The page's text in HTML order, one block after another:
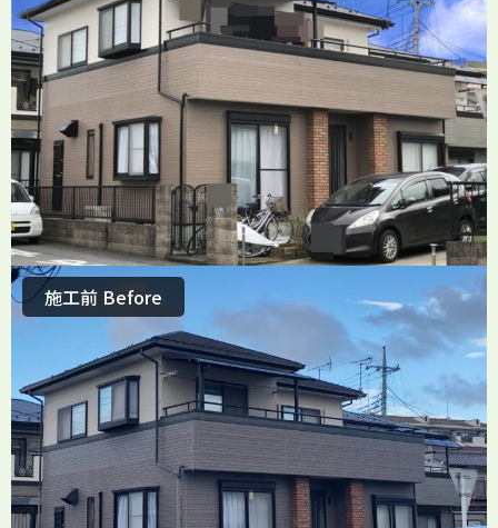
施工前 Before